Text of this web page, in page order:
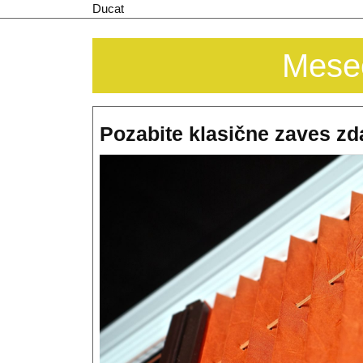
Ducat
Pozabite klasične zaves